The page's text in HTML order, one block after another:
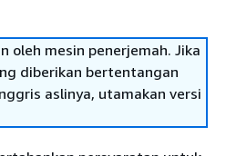
oleh mesin penerjemah. Jika
diberikan bertentangan
aslinya, utamakan versi